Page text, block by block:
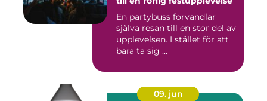
En partybuss förvandlar
själva resan till en stor del av
upplevelsen. I stället för att
bara ta sig ...
09. jun